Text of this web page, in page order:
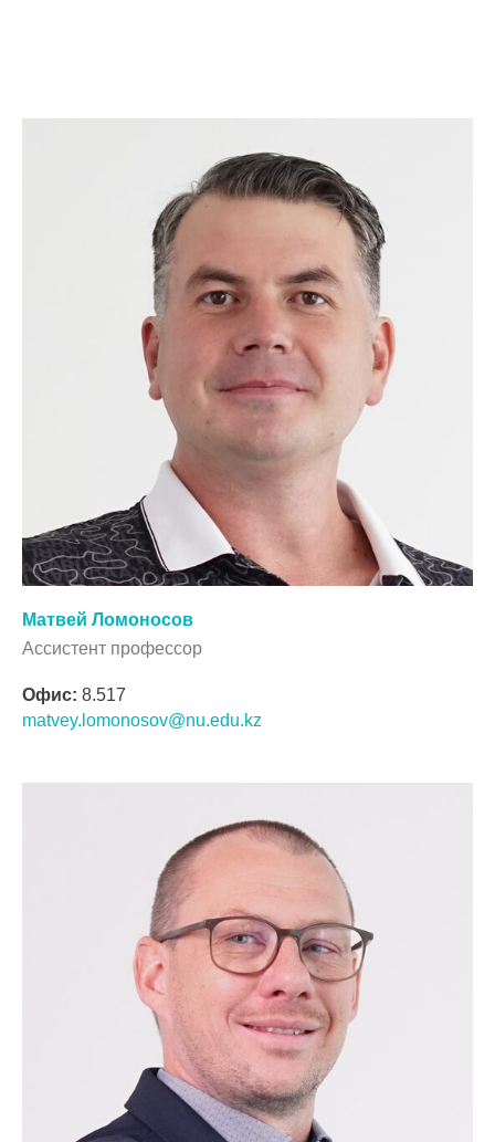
Матвей Ломоносов
Ассистент профессор
Офис: 8.517
matvey.lomonosov@nu.edu.kz